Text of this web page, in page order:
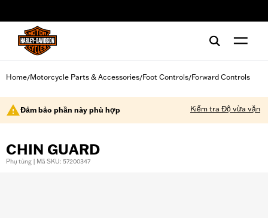
Home/Motorcycle Parts & Accessories/Foot Controls/Forward Controls
Đảm bảo phần này phù hợp Kiểm tra Độ vừa vặn
CHIN GUARD
Phụ tùng | Mã SKU: 57200347